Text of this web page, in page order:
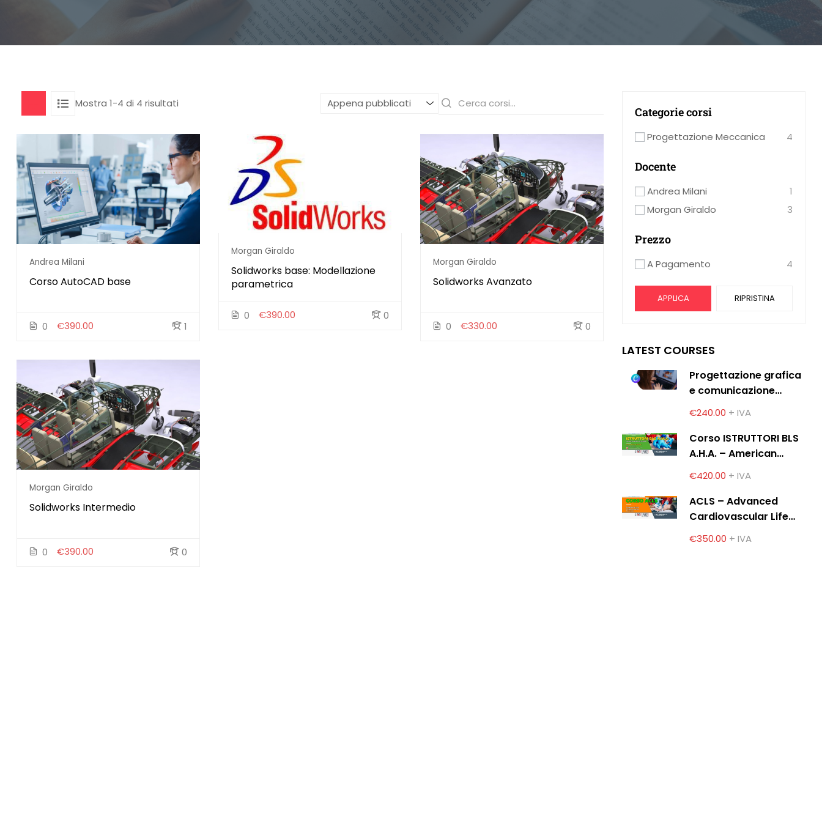
Mostra 1-4 di 4 risultati
Andrea Milani
Corso AutoCAD base
0 1
€390.00
Morgan Giraldo
Solidworks base: Modellazione
parametrica
0 0
€390.00
Morgan Giraldo
Solidworks Avanzato
0 0
€330.00
Morgan Giraldo
Solidworks Intermedio
0 0
€390.00
Categorie corsi
Progettazione Meccanica 4
Docente
Andrea Milani
1
Morgan Giraldo
3
Prezzo
A Pagamento 4
APPLICA RIPRISTINA
LATEST COURSES
Progettazione grafica
e comunicazione
digitale con Canva
€240.00 + IVA
Corso ISTRUTTORI BLS
A.H.A. – American
Heart Association
€420.00 + IVA
ACLS – Advanced
Cardiovascular Life
Support
€350.00 + IVA